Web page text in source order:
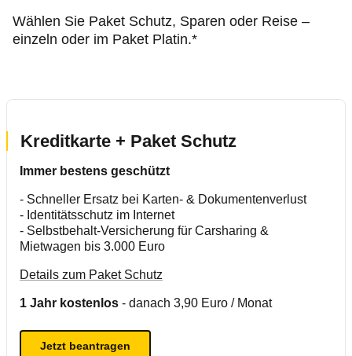
Wählen Sie Paket Schutz, Sparen oder Reise –
einzeln oder im Paket Platin.*
Kreditkarte + Paket Schutz
Immer bestens geschützt
- Schneller Ersatz bei Karten- & Dokumentenverlust
- Identitätsschutz im Internet
- Selbstbehalt-Versicherung für Carsharing &
Mietwagen bis 3.000 Euro
Details zum Paket Schutz
1 Jahr kostenlos - danach 3,90 Euro / Monat
Jetzt beantragen